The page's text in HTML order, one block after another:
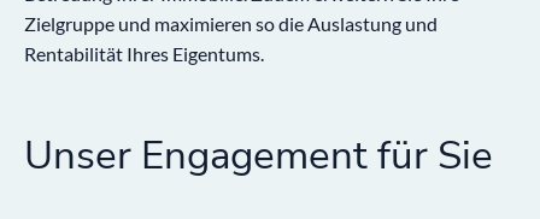
Zielgruppe und maximieren so die Auslastung und
Rentabilität Ihres Eigentums.
Unser Engagement für Sie